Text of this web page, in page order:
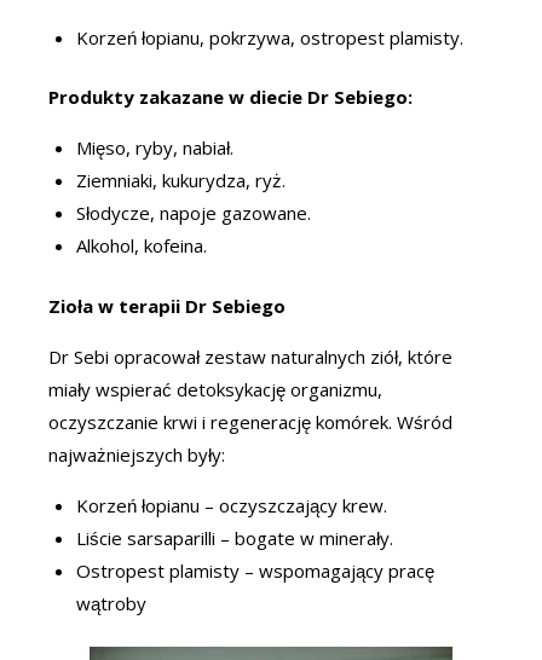
Korzeń łopianu, pokrzywa, ostropest plamisty.
Produkty zakazane w diecie Dr Sebiego:
Mięso, ryby, nabiał.
Ziemniaki, kukurydza, ryż.
Słodycze, napoje gazowane.
Alkohol, kofeina.
Zioła w terapii Dr Sebiego
Dr Sebi opracował zestaw naturalnych ziół, które
miały wspierać detoksykację organizmu,
oczyszczanie krwi i regenerację komórek. Wśród
najważniejszych były:
Korzeń łopianu – oczyszczający krew.
Liście sarsaparilli – bogate w minerały.
Ostropest plamisty – wspomagający pracę
wątroby